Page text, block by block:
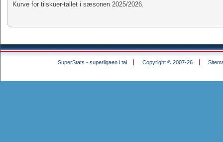
Kurve for tilskuer-tallet i sæsonen 2025/2026.
SuperStats - superligaen i tal Copyright © 2007-26